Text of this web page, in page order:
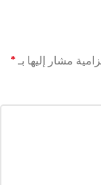
مشار إليها بـ *